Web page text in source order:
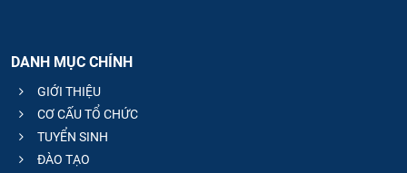
DANH MỤC CHÍNH
GIỚI THIỆU
CƠ CẤU TỔ CHỨC
TUYỂN SINH
ĐÀO TẠO